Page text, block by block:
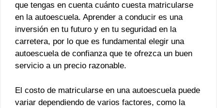
que tengas en cuenta cuánto cuesta matricularse
en la autoescuela. Aprender a conducir es una
inversión en tu futuro y en tu seguridad en la
carretera, por lo que es fundamental elegir una
autoescuela de confianza que te ofrezca un buen
servicio a un precio razonable.
El costo de matricularse en una autoescuela puede
variar dependiendo de varios factores, como la